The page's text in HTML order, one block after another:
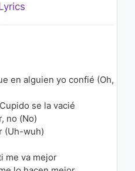
Royce - Nada
- 7 years ago
- Жизнь
en alguien yo confié (Oh,
se la vacié
no (No)
(Uh-wuh)
me va mejor